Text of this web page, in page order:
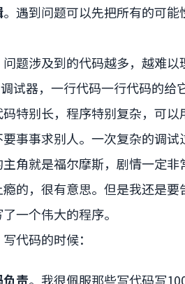
。遇到问题可以先把所有的可
问题涉及到的代码越多，越难以
试器，一行代码一行代码的给
特别长，程序特别复杂，可以
要事事求别人。一次复杂的调
角就是福尔摩斯，剧情一定
的，很有意思。但是我还是
一个伟大的程序。
代码的时候：
责。我很佩服那些写代码写